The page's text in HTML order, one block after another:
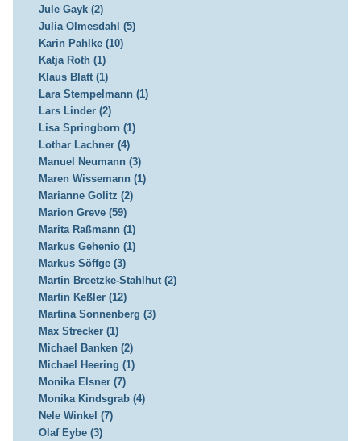
Jule Gayk (2)
Julia Olmesdahl (5)
Karin Pahlke (10)
Katja Roth (1)
Klaus Blatt (1)
Lara Stempelmann (1)
Lars Linder (2)
Lisa Springborn (1)
Lothar Lachner (4)
Manuel Neumann (3)
Maren Wissemann (1)
Marianne Golitz (2)
Marion Greve (59)
Marita Raßmann (1)
Markus Gehenio (1)
Markus Söffge (3)
Martin Breetzke-Stahlhut (2)
Martin Keßler (12)
Martina Sonnenberg (3)
Max Strecker (1)
Michael Banken (2)
Michael Heering (1)
Monika Elsner (7)
Monika Kindsgrab (4)
Nele Winkel (7)
Olaf Eybe (3)